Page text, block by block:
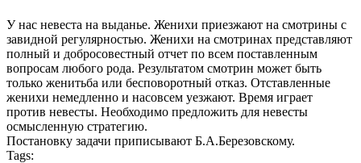
У нас невеста на выданье. Женихи приезжают на смотрины с
завидной регулярностью. Женихи на смотринах представляют
полный и добросовестный отчет по всем поставленным
вопросам любого рода. Результатом смотрин может быть
только женитьба или бесповоротный отказ. Отставленные
женихи немедленно и насовсем уезжают. Время играет
против невесты. Необходимо предложить для невесты
осмысленную стратегию.
Постановку задачи приписывают Б.А.Березовскому.
Tags: